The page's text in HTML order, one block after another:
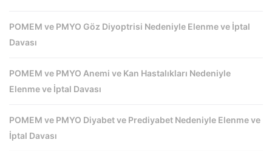
POMEM ve PMYO Göz Diyoptrisi Nedeniyle Elenme ve İptal
Davası
POMEM ve PMYO Anemi ve Kan Hastalıkları Nedeniyle
Elenme ve İptal Davası
POMEM ve PMYO Diyabet ve Prediyabet Nedeniyle Elenme ve
İptal Davası